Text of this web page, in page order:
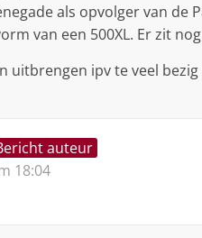
als opvolger van de
van een 500XL. Er zit
uitbrengen ipv te veel
auteur
18:04